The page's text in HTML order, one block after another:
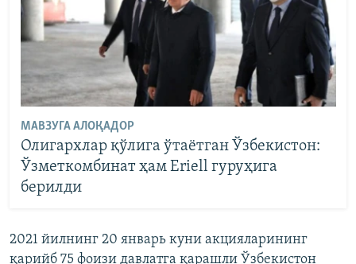
МАВЗУГА АЛОҚАДОР
Олигархлар қўлига ўтаëтган Ўзбекистон:
Ўзметкомбинат ҳам Eriell гуруҳига
берилди
2021 йилнинг 20 январь куни акцияларининг
қарийб 75 фоизи давлатга қарашли Ўзбекистон